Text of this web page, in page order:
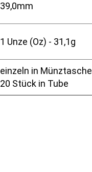
39,0mm
1 Unze (Oz) - 31,1g
einzeln in Münztasche
20 Stück in Tube